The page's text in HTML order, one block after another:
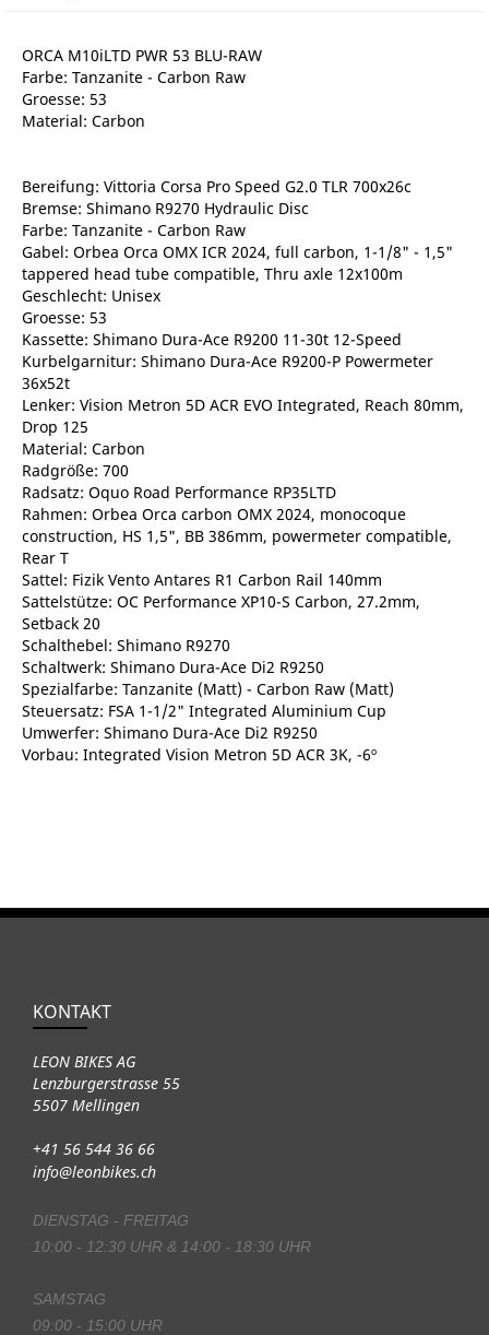
ORCA M10iLTD PWR 53 BLU-RAW
Farbe: Tanzanite - Carbon Raw
Groesse: 53
Material: Carbon
Bereifung: Vittoria Corsa Pro Speed G2.0 TLR 700x26c
Bremse: Shimano R9270 Hydraulic Disc
Farbe: Tanzanite - Carbon Raw
Gabel: Orbea Orca OMX ICR 2024, full carbon, 1-1/8" - 1,5"
tappered head tube compatible, Thru axle 12x100m
Geschlecht: Unisex
Groesse: 53
Kassette: Shimano Dura-Ace R9200 11-30t 12-Speed
Kurbelgarnitur: Shimano Dura-Ace R9200-P Powermeter
36x52t
Lenker: Vision Metron 5D ACR EVO Integrated, Reach 80mm,
Drop 125
Material: Carbon
Radgröße: 700
Radsatz: Oquo Road Performance RP35LTD
Rahmen: Orbea Orca carbon OMX 2024, monocoque
construction, HS 1,5", BB 386mm, powermeter compatible,
Rear T
Sattel: Fizik Vento Antares R1 Carbon Rail 140mm
Sattelstütze: OC Performance XP10-S Carbon, 27.2mm,
Setback 20
Schalthebel: Shimano R9270
Schaltwerk: Shimano Dura-Ace Di2 R9250
Spezialfarbe: Tanzanite (Matt) - Carbon Raw (Matt)
Steuersatz: FSA 1-1/2" Integrated Aluminium Cup
Umwerfer: Shimano Dura-Ace Di2 R9250
Vorbau: Integrated Vision Metron 5D ACR 3K, -6º
KONTAKT
LEON BIKES AG
Lenzburgerstrasse 55
5507 Mellingen
+41 56 544 36 66
info@leonbikes.ch
DIENSTAG - FREITAG
10:00 - 12:30 UHR & 14:00 - 18:30 UHR
SAMSTAG
09:00 - 15:00 UHR